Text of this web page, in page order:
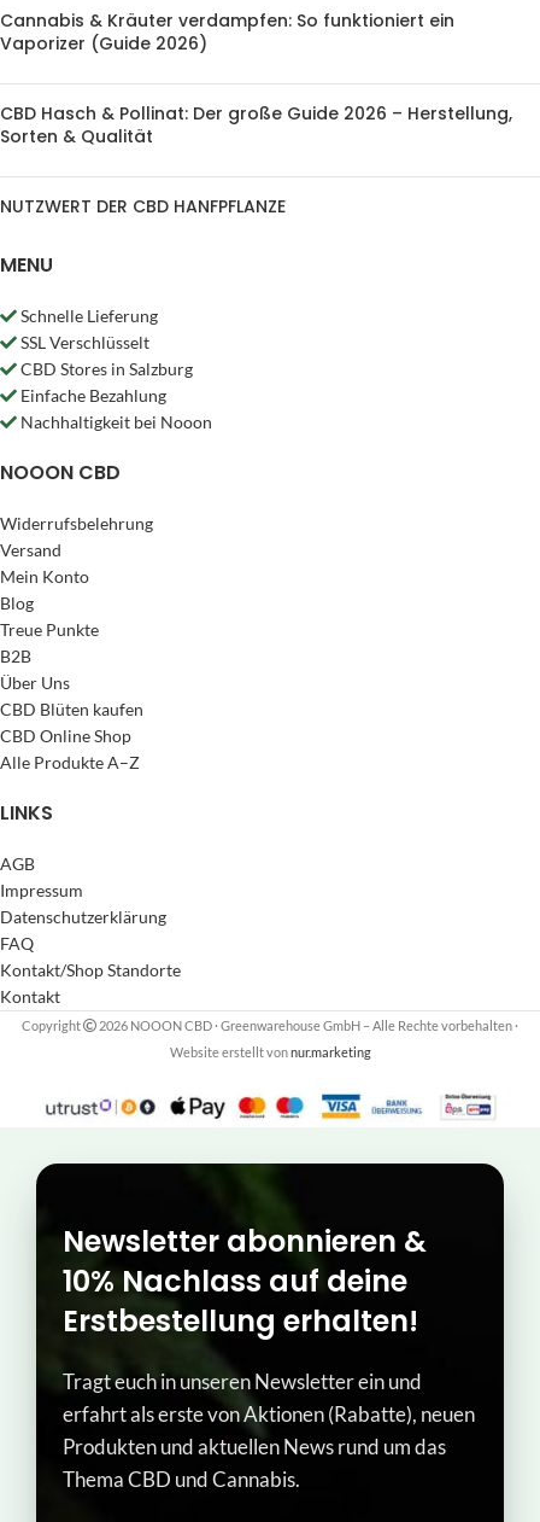
Cannabis & Kräuter verdampfen: So funktioniert ein
Vaporizer (Guide 2026)
CBD Hasch & Pollinat: Der große Guide 2026 – Herstellung,
Sorten & Qualität
NUTZWERT DER CBD HANFPFLANZE
MENU
Schnelle Lieferung
SSL Verschlüsselt
CBD Stores in Salzburg
Einfache Bezahlung
Nachhaltigkeit bei Nooon
NOOON CBD
Widerrufsbelehrung
Versand
Mein Konto
Blog
Treue Punkte
B2B
Über Uns
CBD Blüten kaufen
CBD Online Shop
Alle Produkte A–Z
LINKS
AGB
Impressum
Datenschutzerklärung
FAQ
Kontakt/Shop Standorte
Kontakt
Copyright 2026 NOOON CBD · Greenwarehouse GmbH – Alle Rechte vorbehalten·
Website erstellt vonnur.marketing
Newsletter abonnieren &
10% Nachlass auf deine
Erstbestellung erhalten!
Tragt euch in unseren Newsletter ein und
erfahrt als erste von Aktionen (Rabatte), neuen
Produkten und aktuellen News rund um das
Thema CBD und Cannabis.